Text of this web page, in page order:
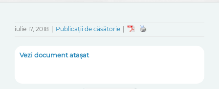
iulie 17, 2018 Publicații de căsătorie
Vezi document atașat